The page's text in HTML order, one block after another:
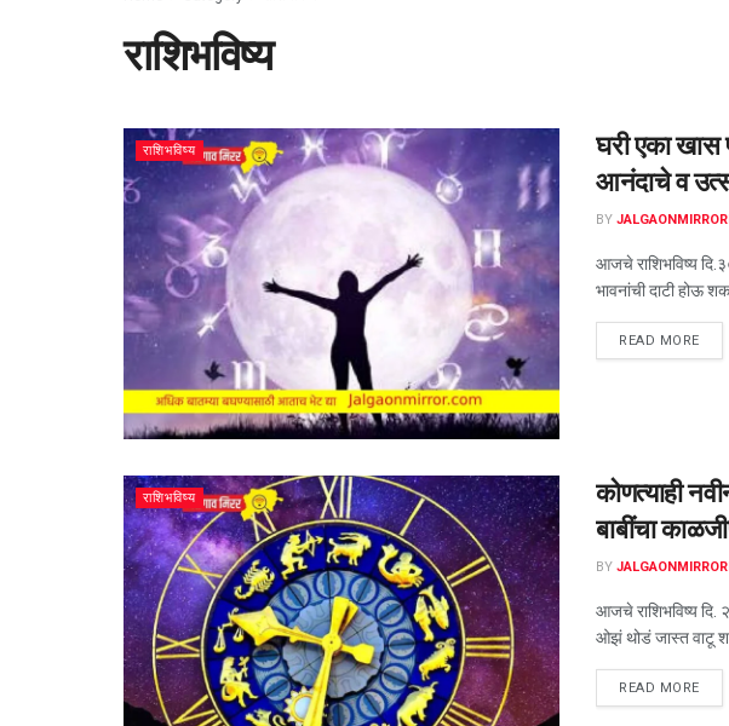
राशिभविष्य
राशिभविष्य
घरी एका खास
आनंदाचे व
BY
आजचे राशिभविष्य
भावनांची दाटी होऊ
READ MORE
राशिभविष्य
कोणत्याही
बाबींचा
BY
आजचे राशिभविष्य दि.
ओझं थोडं जास्त वाटू
READ MORE